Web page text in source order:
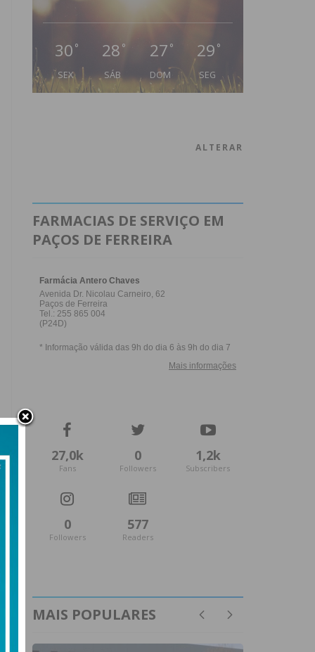
30 °
SEX
28 °
SÁB
27 °
DOM
29 °
SEG
ALTERAR
FARMACIAS DE SERVIÇO EM
PAÇOS DE FERREIRA
27,0k
Fans
0
Followers
1,2k
Subscribers
0
Followers
577
Readers
MAIS POPULARES